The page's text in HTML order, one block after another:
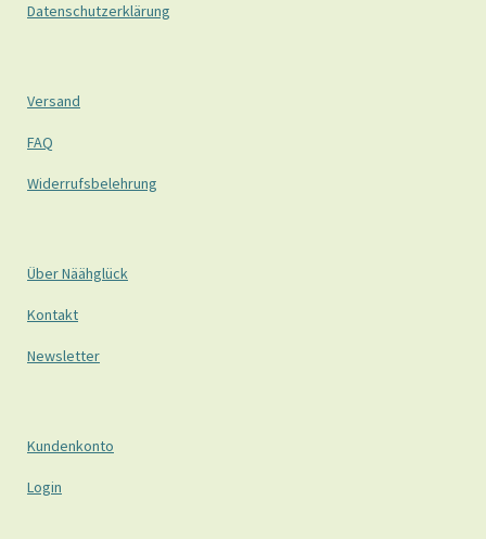
Datenschutzerklärung
Versand
FAQ
Widerrufsbelehrung
Über Näähglück
Kontakt
Newsletter
Kundenkonto
Login